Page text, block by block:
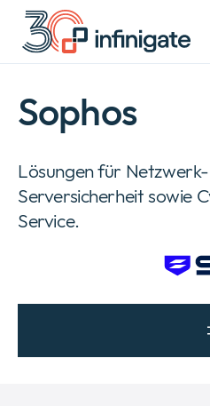
Zum
Inhalt
wechseln
Sophos
Lösungen für
Serversicherheit sowie
Service.